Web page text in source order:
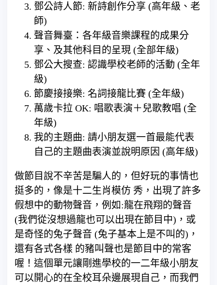
鄧公詩人節: 新詩創作分享 (高年級、老
師)
聲音舞臺：各年級音樂課程的成果分
享、及其他科目的呈現 (全部年級)
鄧公大搜查: 認識學校老師的活動 (全年
級)
節慶接接樂: 名詞接龍比賽 (全年級)
萬歲卡拉 OK: 唱歌表演＋兒歌教唱 (全
年級)
我的主題曲: 請小朋友選一首最能代表
自己的主題曲表演並說明原因 (高年級)
做節目說不辛苦是騙人的，但好玩的事情也
挺多的，像是十二生肖模仿 秀，出現了許多
假想中的動物聲音，例如:龍在飛翔的聲音
(我們從沒想過龍也可以出現在節目中)，或
是奇怪的兔子聲音 (兔子基本上是不叫的)，
還有各式各樣 的豬叫聲也是節目中的常客
喔！這個單元讓剛進學校的一二年級小朋友
可以開心的在全校耳朵邊展現自己，而我們